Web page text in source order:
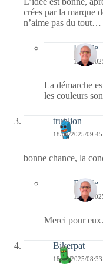
crées par la marque
n’aime pas du
Bernie
18/02/
La démarche
les couleurs
trublion
18/02/2025/09:45
bonne chance, la
Bernie
18/02/
Merci pour eux.
Bikerpat
18/02/2025/08:33